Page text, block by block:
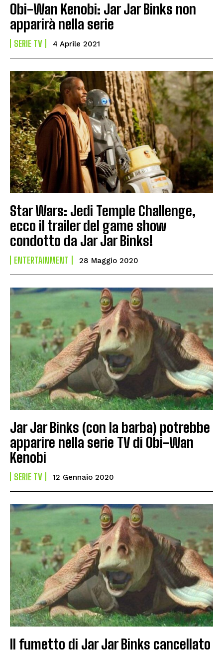
Obi-Wan Kenobi: Jar Jar Binks non
apparirà nella serie
SERIE TV 4 Aprile 2021
Star Wars: Jedi Temple Challenge,
ecco il trailer del game show
condotto da Jar Jar Binks!
ENTERTAINMENT 28 Maggio 2020
Jar Jar Binks (con la barba) potrebbe
apparire nella serie TV di Obi-Wan
Kenobi
SERIE TV 12 Gennaio 2020
Il fumetto di Jar Jar Binks cancellato